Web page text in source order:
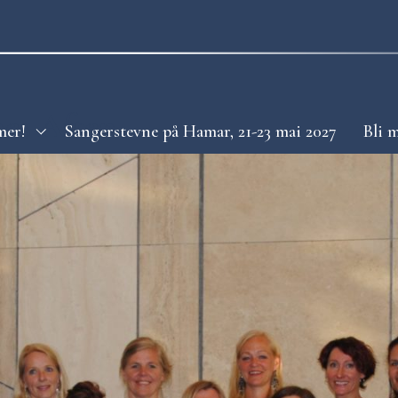
Aften
Sangerstevne på Hamar, 21-23 mai 2027 Bli